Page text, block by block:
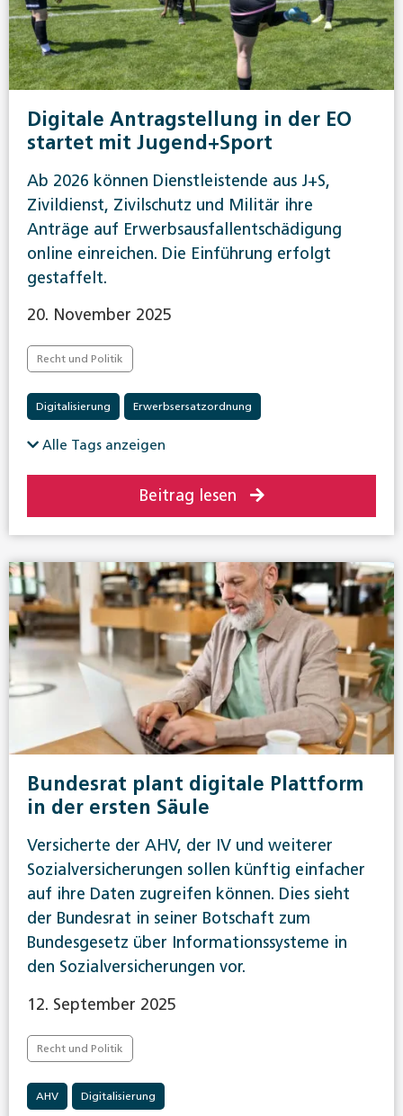
Digitale Antragstellung in der EO
startet mit Jugend+Sport
Ab 2026 können Dienstleistende aus J+S,
Zivildienst, Zivilschutz und Militär ihre
Anträge auf Erwerbsausfallentschädigung
online einreichen. Die Einführung erfolgt
gestaffelt.
20. November 2025
Recht und Politik
Digitalisierung Erwerbsersatzordnung
Alle Tags anzeigen
Beitrag lesen
Bundesrat plant digitale Plattform
in der ersten Säule
Versicherte der AHV, der IV und weiterer
Sozialversicherungen sollen künftig einfacher
auf ihre Daten zugreifen können. Dies sieht
der Bundesrat in seiner Botschaft zum
Bundesgesetz über Informationssysteme in
den Sozialversicherungen vor.
12. September 2025
Recht und Politik
AHV Digitalisierung